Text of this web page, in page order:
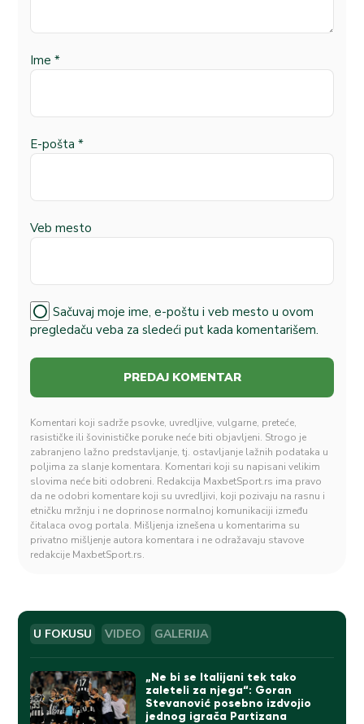
Ime *
E-pošta *
Veb mesto
Sačuvaj moje ime, e-poštu i veb mesto u ovom
pregledaču veba za sledeći put kada komentarišem.
Komentari koji sadrže psovke, uvredljive, vulgarne, preteće,
rasističke ili šovinističke poruke neće biti objavljeni. Strogo je
zabranjeno lažno predstavljanje, tj. ostavljanje lažnih podataka u
poljima za slanje komentara. Komentari koji su napisani velikim
slovima neće biti odobreni. Redakcija MaxbetSport.rs ima pravo
da ne odobri komentare koji su uvredljivi, koji pozivaju na rasnu i
etničku mržnju i ne doprinose normalnoj komunikaciji između
čitalaca ovog portala. Mišljenja iznešena u komentarima su
privatno mišljenje autora komentara i ne odražavaju stavove
redakcije MaxbetSport.rs.
U FOKUSU VIDEO GALERIJA
„Ne bi se Italijani tek tako
zaleteli za njega“: Goran
Stevanović posebno izdvojio
jednog igrača Partizana